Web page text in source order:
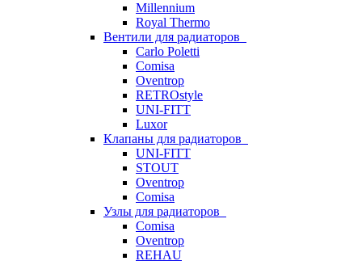
Millennium
Royal Thermo
Вентили для радиаторов
Carlo Poletti
Comisa
Oventrop
RETROstyle
UNI-FITT
Luxor
Клапаны для радиаторов
UNI-FITT
STOUT
Oventrop
Comisa
Узлы для радиаторов
Comisa
Oventrop
REHAU